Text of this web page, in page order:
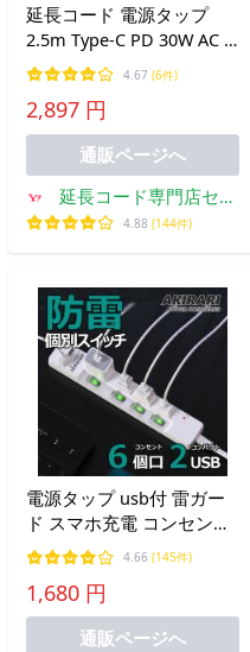
延長コード 電源タップ
2.5m Type-C PD 30W AC 6
個口 + 3 USB コンセント
急速充電 節電 省エネ 一括
スイッチ スマートIC 雷ガ
ード コンパクト 海外 対応
4.67 (6件)
2,897 円
通販ページへ
延長コード専門店セイ
バー
4.88 (144件)
電源タップ usb付 雷ガー
ド スマホ充電 コンセント
4個口 1m 個別スイッチ付
き アダプター対応 絶縁キ
ャップ付 180°回転スイン
グプラグ ホワイト ポイン
4.66 (145件)
1,680 円
通販ページへ